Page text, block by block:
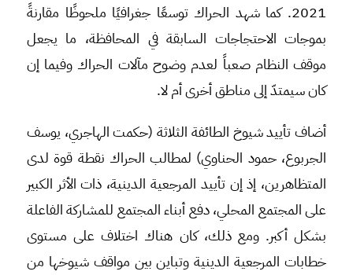
2021. كما شهد الحراك توسعًا جغرافيًا ملحوظًا مقارنةً
بموجات الاحتجاجات السابقة في المحافظة، ما يجعل
موقف النظام صعباً لعدم وضوح مآلات الحراك وفيما إن
كان سيمتدّ إلى مناطق أخرى أم لا.
أضاف تأييد شيوخ الطائفة الثلاثة (حكمت الهاجري، يوسف
الجربوع، حمود الحناوي) لمطالب الحراك نقطة قوة لدى
المتظاهرين، إذ إن تأييد المرجعية الدينية، ذات الأثر الكبير
على المجتمع المحلي، دفع أبناء المجتمع للمشاركة الفاعلة
بشكل أكبر. ومع ذلك، كان هناك اختلاف على مستوى
خطابات المرجعية الدينية وتباين بين مواقف شيوخها من